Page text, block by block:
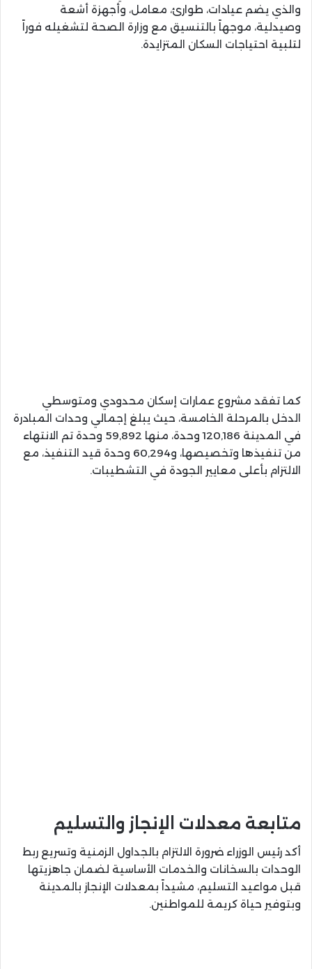
والذي يضم عيادات، طوارئ، معامل، وأجهزة أشعة
وصيدلية، موجهاً بالتنسيق مع وزارة الصحة لتشغيله فوراً
لتلبية احتياجات السكان المتزايدة.
كما تفقد مشروع عمارات إسكان محدودي ومتوسطي
الدخل بالمرحلة الخامسة، حيث يبلغ إجمالي وحدات المبادرة
في المدينة 120,186 وحدة، منها 59,892 وحدة تم الانتهاء
من تنفيذها وتخصيصها، و60,294 وحدة قيد التنفيذ، مع
الالتزام بأعلى معايير الجودة في التشطيبات.
متابعة معدلات الإنجاز والتسليم
أكد رئيس الوزراء ضرورة الالتزام بالجداول الزمنية وتسريع ربط
الوحدات بالسخانات والخدمات الأساسية لضمان جاهزيتها
قبل مواعيد التسليم، مشيداً بمعدلات الإنجاز بالمدينة
وبتوفير حياة كريمة للمواطنين.